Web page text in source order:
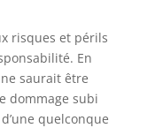
risques et périls
En
saurait être
dommage subi
quelconque